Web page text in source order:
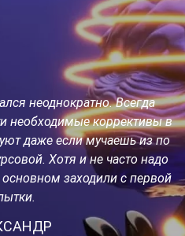
неоднократно. Всегда
необходимые коррективы в
даже если мучаешь из по
Хотя и не часто надо
заходили с первой